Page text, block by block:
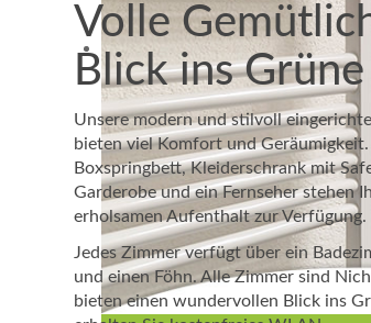
Volle
Blick ins Grüne
Unsere modern und stilvoll
bieten viel Komfort und Geräumigkeit.
Boxspringbett, Kleiderschrank mit
Garderobe und ein Fernseher stehen
erholsamen Aufenthalt zur Verfügung.
Jedes Zimmer verfügt über ein
und einen Föhn. Alle Zimmer sind
bieten einen wundervollen Blick ins